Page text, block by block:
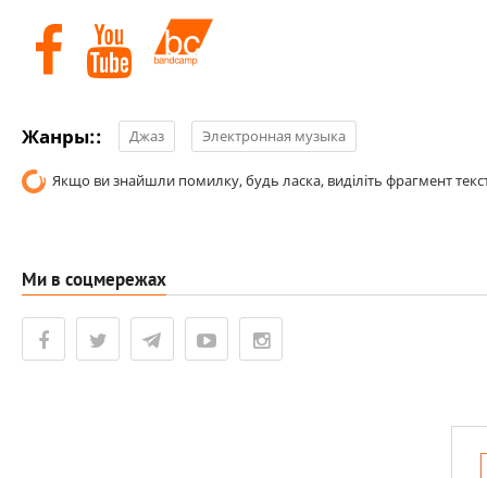
Жанры:: Джаз Электронная музыка
Якщо ви знайшли помилку, будь ласка, виділіть фрагмент
Ми в соцмережах